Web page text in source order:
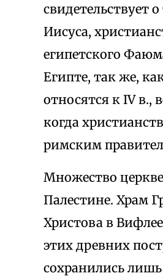
свидетельствует
Иисуса,
египетского
Египте, так же,
относятся к IV в.,
когда
римским
Множество
Палестине. Храм
Христова в
этих древних
сохранились